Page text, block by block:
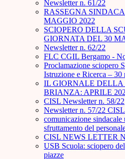
Newsletter n. 61/22
RASSEGNA
MAGGIO 2022
SCIOPERO DELLA
GIORNATA DEL 30
Newsletter n. 62/22
FLC CGIL Bergamo -
Proclamazione sciopero
Istruzione e Ricerca – 30
IL GIORNALE DELLA
BRIANZA: APRILE
CISL Newsletter n. 58/22
Newsletter n. 57/22 CISL
comunicazione sindacale
sfruttamento del
CISL NEWS LETTER
USB Scuola: sciopero
piazze